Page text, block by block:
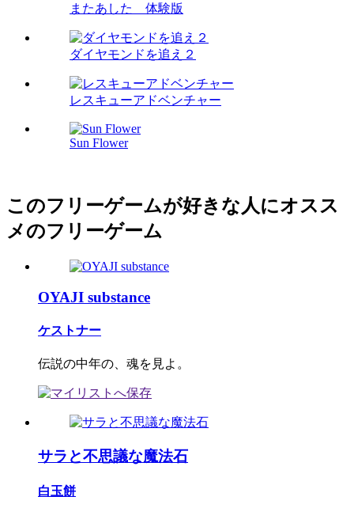
またあした 体験版
ダイヤモンドを追え２
レスキューアドベンチャー
Sun Flower
このフリーゲームが好きな人にオスス
メのフリーゲーム
OYAJI substance
ケストナー
伝説の中年の、魂を見よ。
サラと不思議な魔法石
白玉餅